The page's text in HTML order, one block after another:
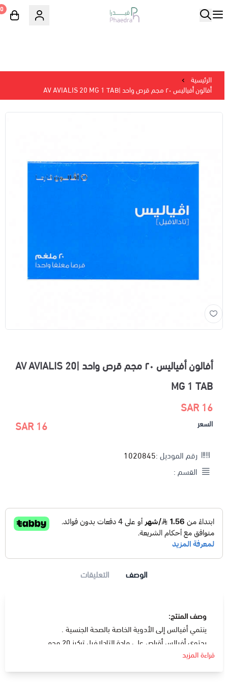
0
الرئيسية
أفالون أفياليس ٢٠ مجم قرص واحد |AV AVIALIS 20 MG 1 TAB
أفالون أفياليس ٢٠ مجم قرص واحد |AV AVIALIS 20
MG 1 TAB
16 SAR
السعر 16 SAR
رقم الموديل : 1020845
القسم :
الوصف التعليقات
وصف المنتج:
ينتمي أفيالس إلى الأدوية الخاصة بالصحة الجنسية .
يحتوي أفيالس أقراص على مادة التادلافيل تركيز 20 مجم.
دواعي الإستعمال:
يستخدم تادالافيل لعلاج ضعف الانتصاب .
قراءة المزيد